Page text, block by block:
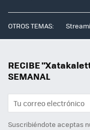
OTROS TEMAS:
RECIBE
SEMANAL
Suscribiéndote aceptas